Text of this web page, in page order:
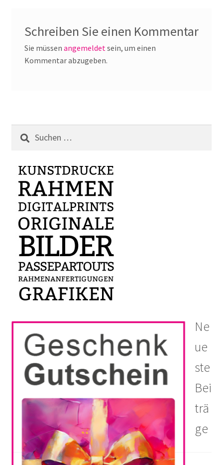
Schreiben Sie einen Kommentar
Sie müssen angemeldet sein, um einen
Kommentar abzugeben.
Suchen
nach:
Ne
ue
ste
Bei
trä
ge